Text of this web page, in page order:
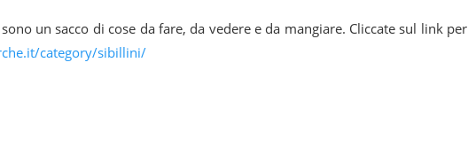
un sacco di cose da fare, da vedere e da mangiare. Cliccate sul link per
category/sibillini/